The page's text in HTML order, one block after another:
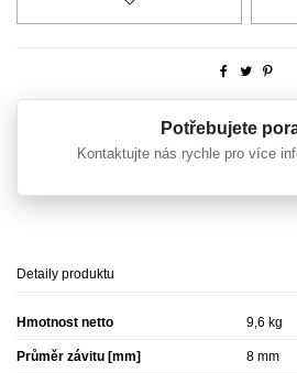
Potřebujete
Kontaktujte nás rychle pro více
Detaily produktu
Hmotnost netto 9,6 kg
Průměr závitu [mm] 8 mm